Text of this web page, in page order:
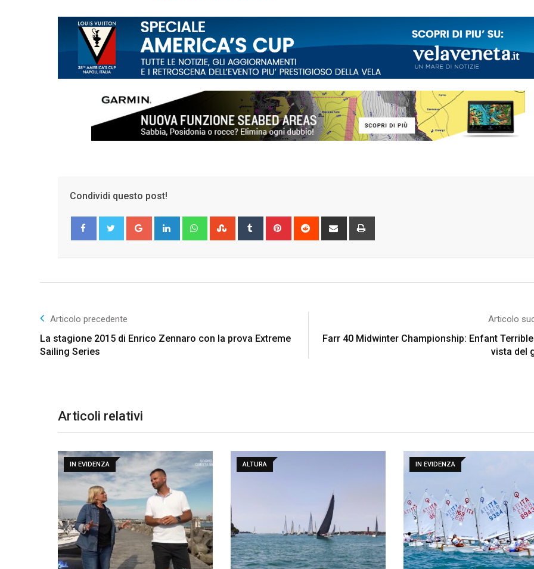
Condividi questo post!
Google+ LinkedIn WhatsappStumbleUpon
Tumblr Pinterest Reddit
Share
Articolo precedente
La stagione 2015 di Enrico Zennaro con la prova Extreme
Sailing Series
Articolo
Farr 40 Midwinter Championship: Enfant
vista del
Articoli relativi
IN EVIDENZA ALTURA IN EVIDENZA